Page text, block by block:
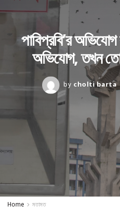
পাবিপ্রবি’র
অভিযোগ, তখন
by cholti barta
Home মতামত